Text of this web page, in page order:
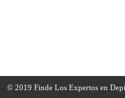
© 2019 Finde Los Expertos en